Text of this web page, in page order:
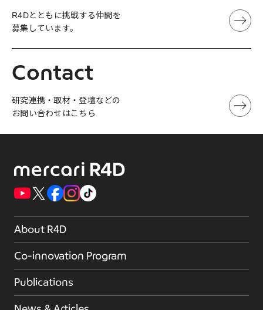
R4Dとともに挑戦する仲間を
募集しています。
Contact
研究連携・取材・登壇などの
お問い合わせはこちら
About R4D
Co-innovation Program
Publications